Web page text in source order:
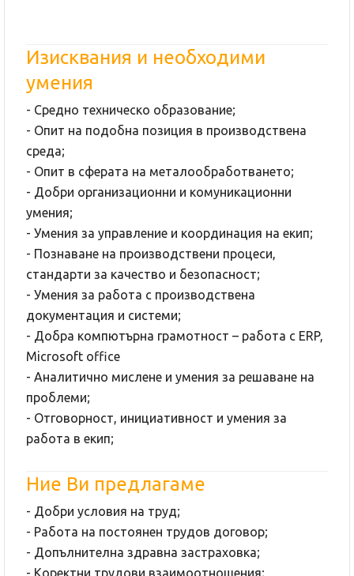
Изисквания и необходими
умения
- Средно техническо образование;
- Опит на подобна позиция в производствена
среда;
- Опит в сферата на металообработването;
- Добри организационни и комуникационни
умения;
- Умения за управление и координация на екип;
- Познаване на производствени процеси,
стандарти за качество и безопасност;
- Умения за работа с производствена
документация и системи;
- Добра компютърна грамотност – работа с ERP,
Microsoft office
- Аналитично мислене и умения за решаване на
проблеми;
- Отговорност, инициативност и умения за
работа в екип;
Ние Ви предлагаме
- Добри условия на труд;
- Работа на постоянен трудов договор;
- Допълнителна здравна застраховка;
- Коректни трудови взаимоотношения;